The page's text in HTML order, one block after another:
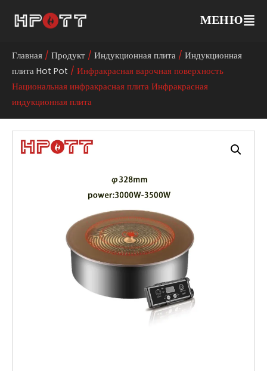
МЕНЮ
Главная / Продукт / Индукционная плита / Индукционная
плита Hot Pot / Инфракрасная варочная поверхность
Национальная инфракрасная плита Инфракрасная
индукционная плита